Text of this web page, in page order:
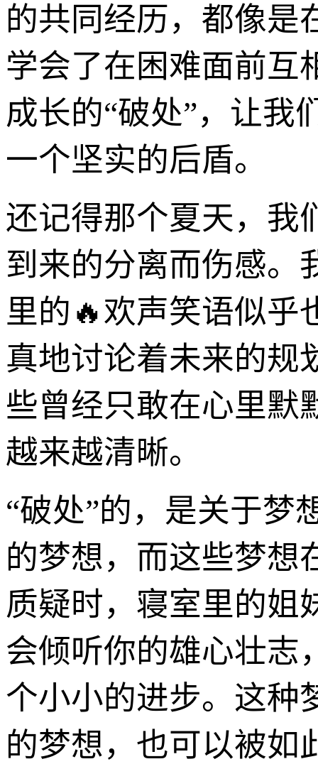
的共同经历，都像是
学会了在困难面前互
成长的“破处”，让我
一个坚实的后盾。
还记得那个夏天，我
到来的分离而伤感。
里的🔥欢声笑语似乎
真地讨论着未来的规
些曾经只敢在心里默
越来越清晰。
“破处”的，是关于梦
的梦想，而这些梦想
质疑时，寝室里的姐
会倾听你的雄心壮志
个小小的进步。这种
的梦想，也可以被如